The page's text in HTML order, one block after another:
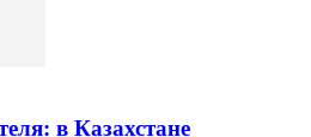
в Казахстане